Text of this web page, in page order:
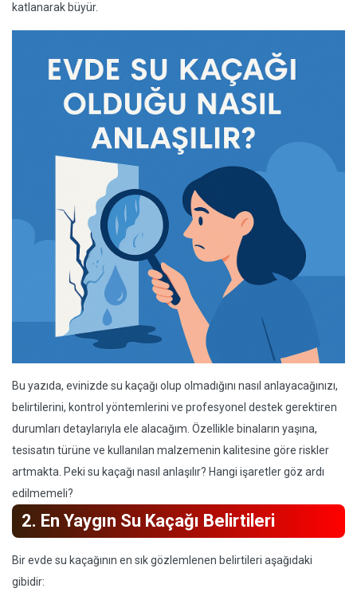
katlanarak büyür.
Bu yazıda, evinizde su kaçağı olup olmadığını nasıl anlayacağınızı,
belirtilerini, kontrol yöntemlerini ve profesyonel destek gerektiren
durumları detaylarıyla ele alacağım. Özellikle binaların yaşına,
tesisatın türüne ve kullanılan malzemenin kalitesine göre riskler
artmakta. Peki su kaçağı nasıl anlaşılır? Hangi işaretler göz ardı
edilmemeli?
2. En Yaygın Su Kaçağı Belirtileri
Bir evde su kaçağının en sık gözlemlenen belirtileri aşağıdaki
gibidir: